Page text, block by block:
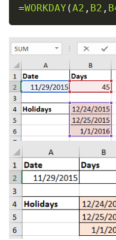
=WORKDAY (A2 , B2 ,